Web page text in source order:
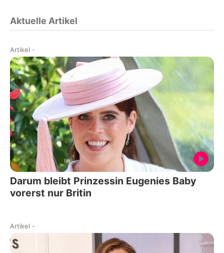
Aktuelle Artikel
Artikel -
Darum bleibt Prinzessin Eugenies Baby
vorerst nur Britin
Artikel -